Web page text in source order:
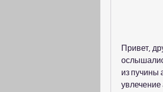
Привет,
из пучины
увлечение